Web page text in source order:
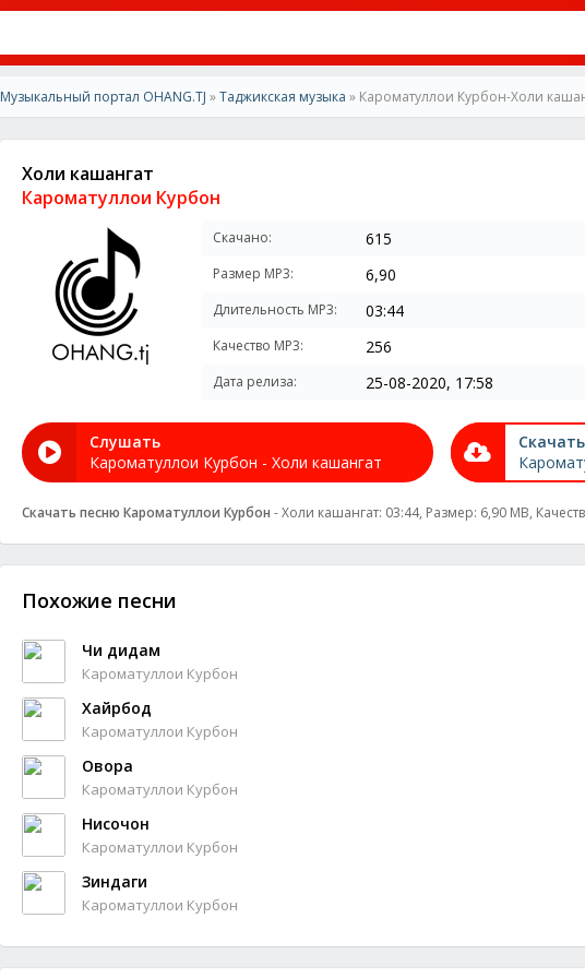
Музыкальный портал OHANG.TJ »Таджикская музыка » Кароматуллои Курбон-Холи
Холи кашангат
Кароматуллои Курбон
Скачано: 615
Размер MP3: 6,90
Длительность MP3: 03:44
Качество MP3: 256
Дата релиза: 25-08-2020, 17:58
Слушать
Кароматуллои Курбон - Холи кашангат
Скачать
Скачать песню Кароматуллои Курбон - Холи кашангат: 03:44, Размер: 6,90 MB,
Похожие песни
Чи дидам
Кароматуллои Курбон
Хайрбод
Кароматуллои Курбон
Овора
Кароматуллои Курбон
Нисочон
Кароматуллои Курбон
Зиндаги
Кароматуллои Курбон